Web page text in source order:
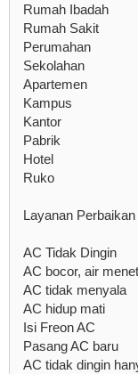
Rumah Ibadah
Rumah Sakit
Perumahan
Sekolahan
Apartemen
Kampus
Kantor
Pabrik
Hotel
Ruko
Layanan
AC Tidak Dingin
AC bocor, air
AC tidak menyala
AC hidup mati
Isi Freon AC
Pasang AC baru
AC tidak dingin